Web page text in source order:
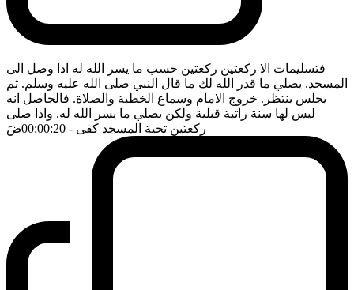
فتسليمات الا ركعتين ركعتين حسب ما يسر الله له اذا وصل الى
المسجد. يصلي ما قدر الله لك ما قال النبي صلى الله عليه وسلم. ثم
يجلس ينتظر. خروج الامام وسماع الخطبة والصلاة. فالحاصل انه
ليس لها سنة راتبة قبلية ولكن يصلي ما يسر الله له. واذا صلى
ركعتين تحية المسجد كفى - 00:00:20 ضَ